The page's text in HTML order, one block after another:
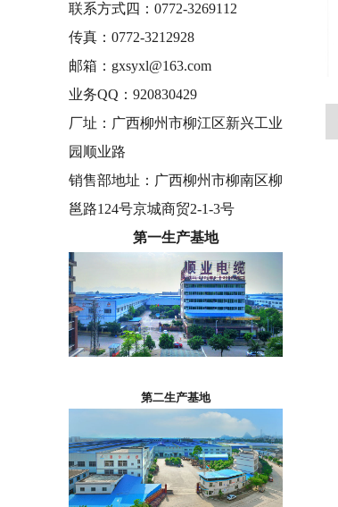
联系方式四：0772-3269112
传真：0772-3212928
邮箱：gxsyxl@163.com
业务QQ：920830429
厂址：广西柳州市柳江区新兴工业
园顺业路
销售部地址：广西柳州市柳南区柳
邕路124号京城商贸2-1-3号
第一生产基地
第二生产基地